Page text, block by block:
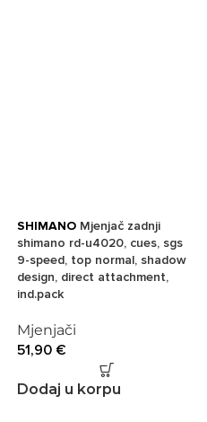
SHIMANO Mjenjač zadnji
shimano rd-u4020, cues, sgs
9-speed, top normal, shadow
design, direct attachment,
ind.pack
Mjenjači
51,90 €
Dodaj u korpu